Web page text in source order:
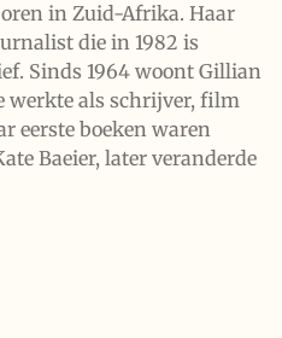
in Zuid-Afrika. Haar
die in 1982 is
Sinds 1964 woont Gillian
werkte als schrijver, film
eerste boeken waren
Baeier, later veranderde